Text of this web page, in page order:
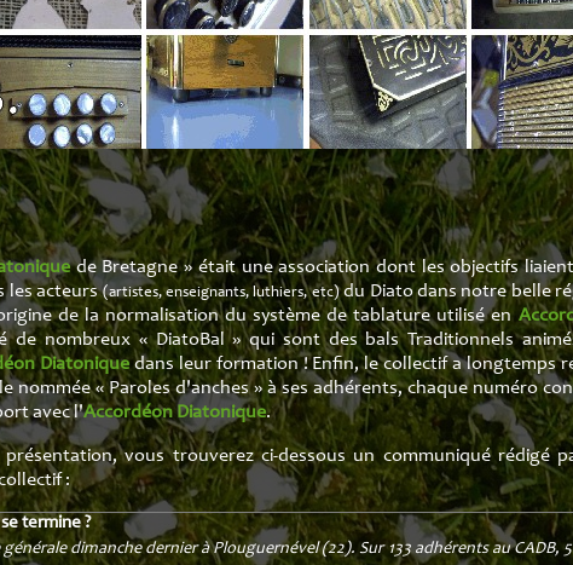
Production
Recueil Chants
Recueil Europe
Recueil Folk
Recueil
Recueil
Recueil
de Bretagne » était une association dont les objectifs
les acteurs(artistes, enseignants, luthiers, etc)du Diato dans notre belle
de la normalisation du système de tablature utilisé en
de nombreux « DiatoBal » qui sont des bals Traditionnels
Diatoniquedans leur formation ! Enfin, le collectif a longtemps
nommée « Paroles d'anches » à ses adhérents, chaque numéro
avec l'Accordéon Diatonique.
vous trouverez ci-dessous un communiqué rédigé
:
termine ?
dimanche dernier à Plouguernével (22). Sur 133 adhérents au